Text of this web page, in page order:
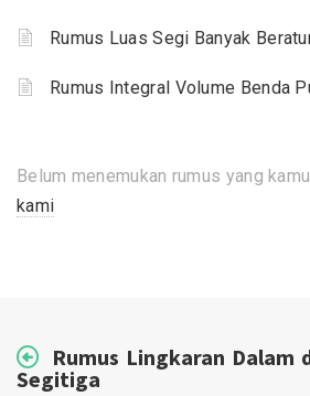
Rumus Luas Segi Banyak
Rumus Integral Volume Benda
Belum menemukan rumus yang
kami
Rumus Lingkaran Dalam
Segitiga